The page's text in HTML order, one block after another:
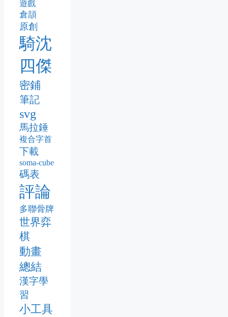
遊戲
倉頡
原創
騎沈
四傑
密鋪
筆記
svg
馬拉錘
複合字首
下載
soma-cube
碼表
評論
多聯骨牌
世界弈
棋
動畫
總結
漢字學
習
小工具